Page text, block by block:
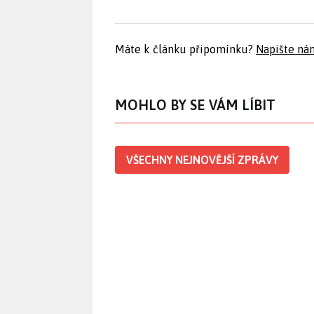
Máte k článku připomínku? Napište
MOHLO BY SE VÁM LÍBIT
VŠECHNY NEJNOVĚJŠÍ ZPRÁVY